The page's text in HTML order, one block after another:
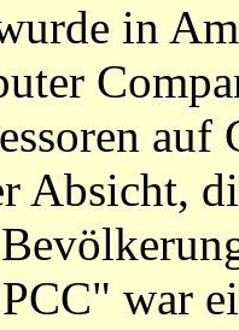
in
Absicht,
war